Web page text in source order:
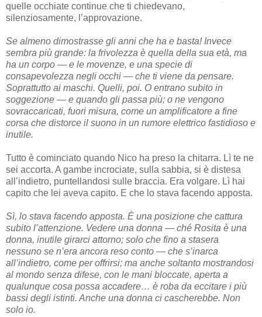
quelle occhiate continue che ti chiedevano,
silenziosamente, l’approvazione.
Se almeno dimostrasse gli anni che ha e basta! Invece
sembra più grande: la frivolezza è quella della sua età, ma
ha un corpo — e le movenze, e una specie di
consapevolezza negli occhi — che ti viene da pensare.
Soprattutto ai maschi. Quelli, poi. O entrano subito in
soggezione — e quando gli passa più; o ne vengono
sovraccaricati, fuori misura, come un amplificatore a fine
corsa che distorce il suono in un rumore elettrico fastidioso e
inutile.
Tutto è cominciato quando Nico ha preso la chitarra. Lì te ne
sei accorta. A gambe incrociate, sulla sabbia, si è distesa
all’indietro, puntellandosi sulle braccia. Era volgare. Lì hai
capito che lei aveva capito. E che lo stava facendo apposta.
Sì, lo stava facendo apposta. È una posizione che cattura
subito l’attenzione. Vedere una donna — ché Rosita è una
donna, inutile girarci attorno; solo che fino a stasera
nessuno se n’era ancora reso conto — che s’inarca
all’indietro, come per offrirsi; ma anche soltanto mostrandosi
al mondo senza difese, con le mani bloccate, aperta a
qualunque cosa possa accadere… è roba da eccitare i più
bassi degli istinti. Anche una donna ci cascherebbe. Non
solo io.